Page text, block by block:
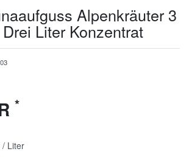
Alpenkräuter 3
Liter Konzentrat
*
/ Liter